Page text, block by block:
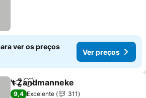
ver os preços
Ver preços
PartilharAdicionar aos favoritos
't Zandmanneke
9,4 Excelente
311